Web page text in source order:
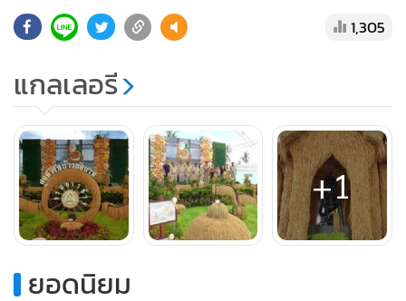
ผลิตอาหารหลักให้แก่ประชาชน ซึ่งเปรียบเสมือนกระดูกสันหลัง
โดยกรมการข้าว ได้จัดงานวันข้าวและชาวนาแห่งชาติประจำปี
2560 พร้อมกันทั่วประเทศ 5 แห่ง คือ กรมการข้าวกรุงเทพฯ
ศูนย์วิจัยข้าวชัยนาท ศูนย์วิจัยข้าวอุบลราชธานี ศูนย์เมล็ดพันธุ์
ข้าวเชียงใหม่ และศูนย์เมล็ดพันธุ์ข้าวพัทลุง
สำหรับการจัดงานที่ศูนย์วิจัยข้าวชัยนาท มีกิจกรรมต่างๆ ภายใต้
สาระสำคัญศาสตร์พระราชา นำชาวนาสู่ยุคไทยแลนด์ 4.0
ประกอบด้วย นิทรรศการศาสตร์พระราชา สถานีบริการวิชาการ
1,305
แกลเลอรี
+1
ยอดนิยม